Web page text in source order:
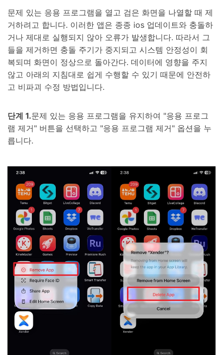
문제 있는 응용 프로그램을 열고 검은 화면을 나열할 때 제
거하려고 합니다. 이러한 앱은 종종 ios 업데이트와 충돌하
거나 제대로 실행되지 않아 오류가 발생합니다. 따라서 그
들을 제거하면 충돌 주기가 중지되고 시스템 안정성이 회
복되며 화면이 정상으로 돌아간다. 데이터에 영향을 주지
않고 아래의 지침대로 쉽게 수행할 수 있기 때문에 안전하
고 비파괴 수정 방법입니다.
단계 1.문제 있는 응용 프로그램을 유지하여 "응용 프로그
램 제거" 버튼을 선택하고 "응용 프로그램 제거" 옵션을 누
릅니다.